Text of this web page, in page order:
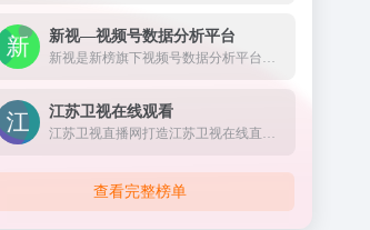
新视—视频号数据分析平台
新视是新榜旗下视频号数据分析平台，对外发布公众权威的视频号垂类榜单，不仅提供视频号及动态的搜索查找、还提供热门话题及优质脚本等全面数据服务，打通公众号全链路，助力视频号主运营变现。
江苏卫视在线观看
江苏卫视直播网打造江苏卫视在线直播高清观看网络平台,方便在线观看江苏电视台直播节目,更多精彩尽在荔枝网。
查看完整榜单